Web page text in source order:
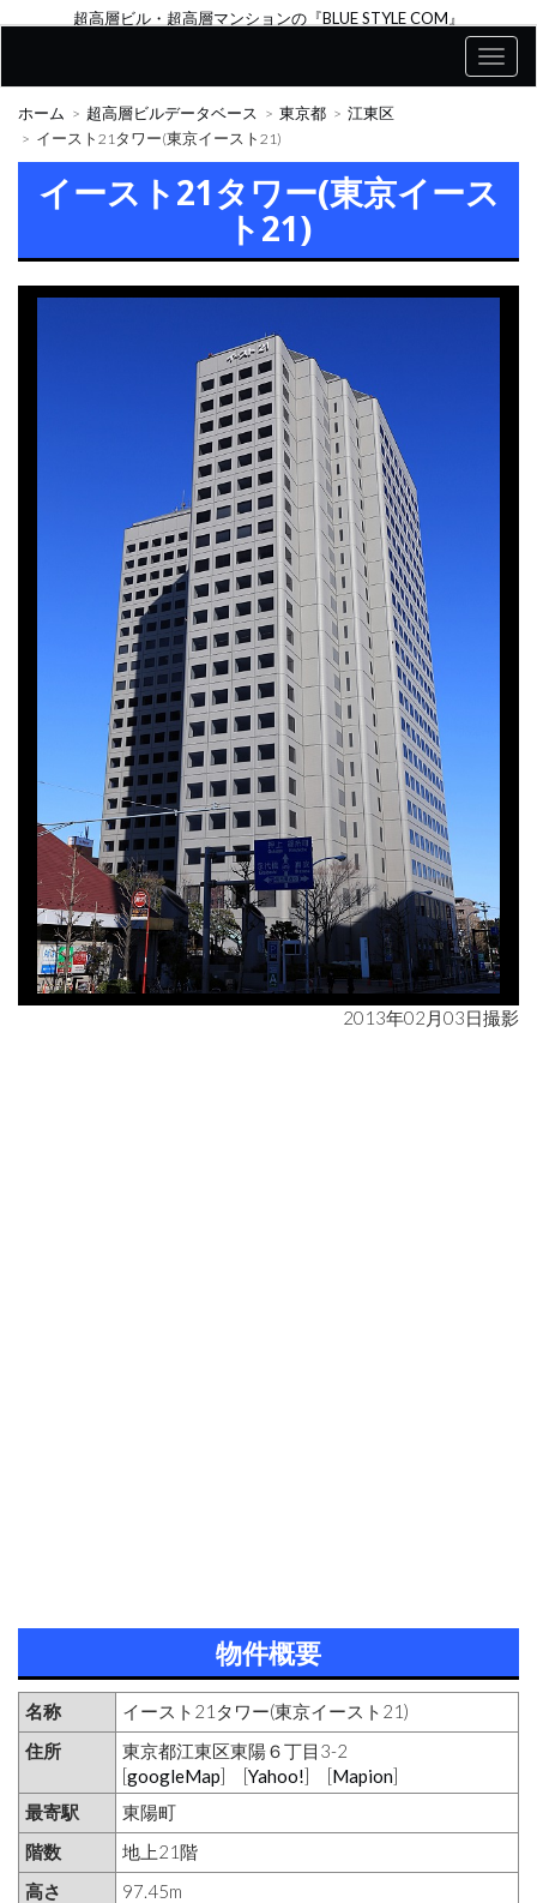
超高層ビル・超高層マンションの『BLUE STYLE COM』
ホーム 超高層ビルデータベース 東京都
江東区
イースト21タワー(東京イースト21)
イースト21タワー(東京イース
ト21)
2013年02月03日撮影
物件概要
名称
イースト21タワー(東京イースト21)
住所
東京都江東区東陽６丁目3-2
[googleMap] [Yahoo!] [Mapion]
最寄駅
東陽町
階数
地上21階
高さ
97.45m